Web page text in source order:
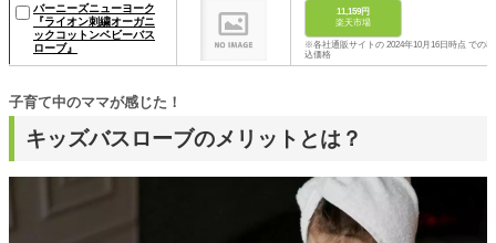
バーニーズニューヨーク
『ライオン刺繍オーガニ
ックコットンベビーバス
ローブ』
11,159円
楽天市場
※各社通販サイトの 2024年10月16日時点 での税
込価格
キッズバスローブのメリットとは？
子育て中のママが感じた！